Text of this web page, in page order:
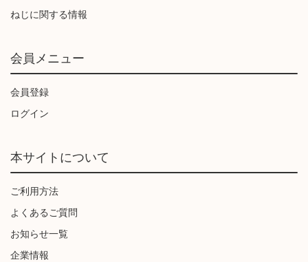
ねじに関する情報
会員メニュー
会員登録
ログイン
本サイトについて
ご利用方法
よくあるご質問
お知らせ一覧
企業情報